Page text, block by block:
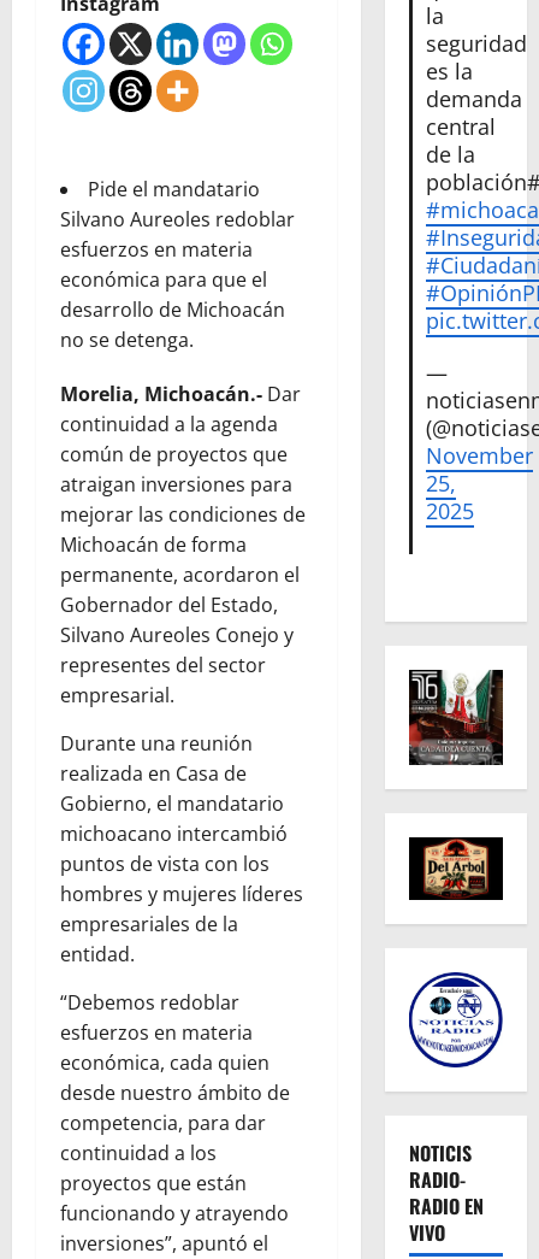
Pide el mandatario
Silvano Aureoles redoblar
esfuerzos en materia
económica para que el
desarrollo de Michoacán
no se detenga.
Morelia, Michoacán.- Dar
continuidad a la agenda
común de proyectos que
atraigan inversiones para
mejorar las condiciones de
Michoacán de forma
permanente, acordaron el
Gobernador del Estado,
Silvano Aureoles Conejo y
representes del sector
empresarial.
Durante una reunión
realizada en Casa de
Gobierno, el mandatario
michoacano intercambió
puntos de vista con los
hombres y mujeres líderes
empresariales de la
entidad.
“Debemos redoblar
esfuerzos en materia
económica, cada quien
desde nuestro ámbito de
competencia, para dar
continuidad a los
proyectos que están
funcionando y atrayendo
inversiones”, apuntó el
la
seguridad
es la
demanda
central
de la
—
November
25,
2025
NOTICIS
RADIO-
RADIO EN
VIVO